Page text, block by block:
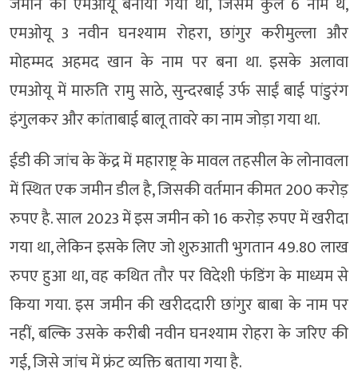
एमओयू 3 नवीन घनश्याम रोहरा, छांगुर करीमुल्ला और
मोहम्मद अहमद खान के नाम पर बना था. इसके अलावा
एमओयू में मारुति रामु साठे, सुन्दरबाई उर्फ साईं बाई पांडुरंग
इंगुलकर और कांताबाई बालू तावरे का नाम जोड़ा गया था.
ईडी की जांच के केंद्र में महाराष्ट्र के मावल तहसील के लोनावला
में स्थित एक जमीन डील है, जिसकी वर्तमान कीमत 200 करोड़
रुपए है. साल 2023 में इस जमीन को 16 करोड़ रुपए में खरीदा
गया था, लेकिन इसके लिए जो शुरुआती भुगतान 49.80 लाख
रुपए हुआ था, वह कथित तौर पर विदेशी फंडिंग के माध्यम से
किया गया. इस जमीन की खरीददारी छांगुर बाबा के नाम पर
नहीं, बल्कि उसके करीबी नवीन घनश्याम रोहरा के जरिए की
गई, जिसे जांच में फ्रंट व्यक्ति बताया गया है.